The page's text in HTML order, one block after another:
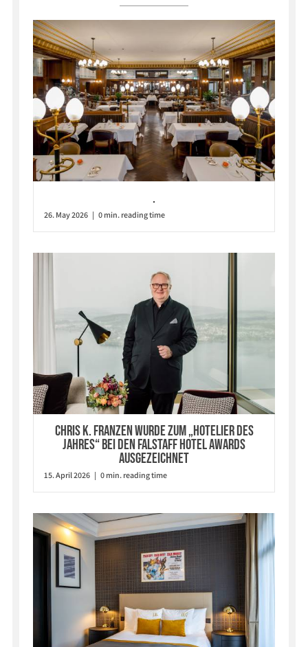
.
26. May 2026 | 0 min. reading time
Chris K. Franzen wurde zum „Hotelier des
Jahres“ bei den Falstaff Hotel Awards
ausgezeichnet
15. April 2026 | 0 min. reading time